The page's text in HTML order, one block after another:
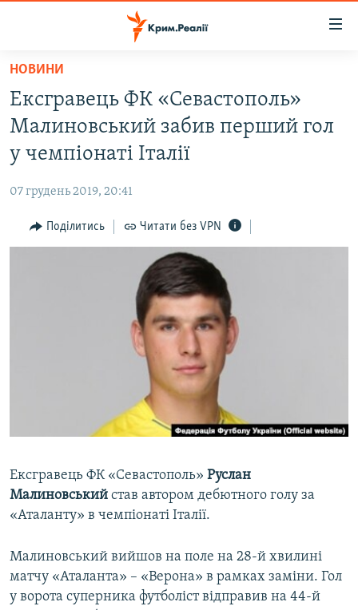
Перейти
основного
матеріалу
до
основної
навігації
Перейти
до
ВОДА.КРИМ
ВІДЕО ТА ФОТО
БЛОГИ
ПОГЛЯД
УКРАЇНСЬКА ПРОБЛЕМА КРИМУ
ЯК ОБІЙТИ БЛОКУВАННЯ
НОВИНИ
Ексгравець ФК «Севастополь»
Малиновський забив перший гол
у чемпіонаті Італії
07 грудень 2019, 20:41
Поділитись Читати без VPN
Ексгравець ФК «Севастополь» Руслан
Малиновський став автором дебютного голу за
«Аталанту» в чемпіонаті Італії.
Малиновський вийшов на поле на 28-й хвилині
матчу «Аталанта» – «Верона» в рамках заміни. Гол
у ворота суперника футболіст відправив на 44-й